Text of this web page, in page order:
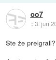
oo7
::3. jun
Ste že preigrali?